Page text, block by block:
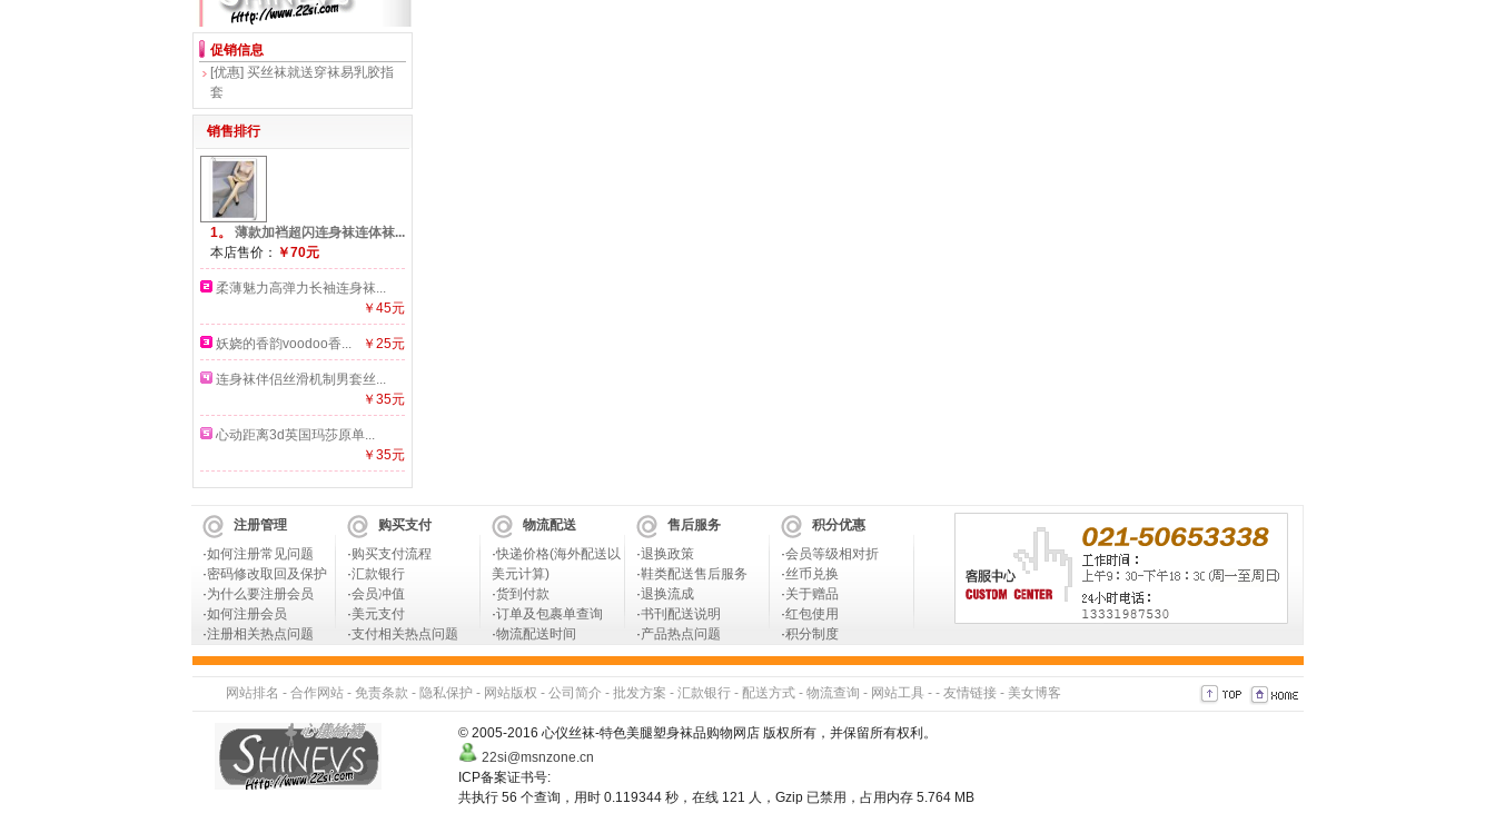
促销信息
[优惠] 买丝袜就送穿袜易乳胶指
套
销售排行
1。
薄款加裆超闪连身袜连体袜...
本店售价： ￥70元
柔薄魅力高弹力长袖连身袜...
￥45元
妖娆的香韵voodoo香... ￥25元
连身袜伴侣丝滑机制男套丝...
￥35元
心动距离3d英国玛莎原单...
￥35元
注册管理
·如何注册常见问题
·密码修改取回及保护
·为什么要注册会员
·如何注册会员
·注册相关热点问题
购买支付
·购买支付流程
·汇款银行
·会员冲值
·美元支付
·支付相关热点问题
物流配送
·快递价格(海外配送以
美元计算)
·货到付款
·订单及包裹单查询
·物流配送时间
售后服务
·退换政策
·鞋类配送售后服务
·退换流成
·书刊配送说明
·产品热点问题
积分优惠
·会员等级相对折
·丝币兑换
·关于赠品
·红包使用
·积分制度
网站排名 - 合作网站- 免责条款 - 隐私保护 - 网站版权 - 公司简介 - 批发方案 - 汇款银行- 配送方式- 物流查询 - 网站工具 - - 友情链接- 美女博客
© 2005-2016 心仪丝袜-特色美腿塑身袜品购物网店 版权所有，并保留所有权利。
22si@msnzone.cn
ICP备案证书号:
共执行 56 个查询，用时 0.119344 秒，在线 121 人，Gzip 已禁用，占用内存 5.764 MB